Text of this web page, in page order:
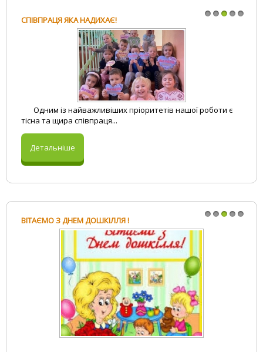
Вивчаємо English
Вітання на свята
СПІВПРАЦЯ ЯКА НАДИХАЄ!
Одним із найважливіших пріоритетів нашої роботи є
тісна та щира співпраця...
Детальніше
ВІТАЄМО З ДНЕМ ДОШКІЛЛЯ !